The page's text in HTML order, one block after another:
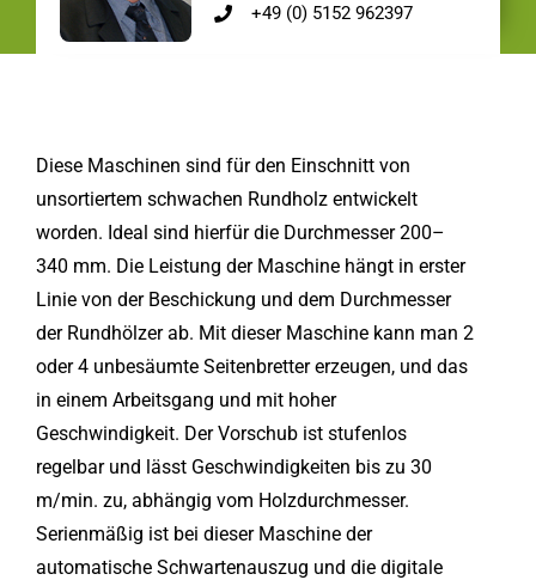
+49 (0) 5152 962397
Diese Maschinen sind für den Einschnitt von
unsortiertem schwachen Rundholz entwickelt
worden. Ideal sind hierfür die Durchmesser 200–
340 mm. Die Leistung der Maschine hängt in erster
Linie von der Beschickung und dem Durchmesser
der Rundhölzer ab. Mit dieser Maschine kann man 2
oder 4 unbesäumte Seitenbretter erzeugen, und das
in einem Arbeitsgang und mit hoher
Geschwindigkeit. Der Vorschub ist stufenlos
regelbar und lässt Geschwindigkeiten bis zu 30
m/min. zu, abhängig vom Holzdurchmesser.
Serienmäßig ist bei dieser Maschine der
automatische Schwartenauszug und die digitale